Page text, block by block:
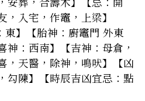
入宅，作竈，上梁】
東】【胎神：廚竈門 外東
神：西南】【吉神：母倉，
，天醫，除神，鳴吠】【凶
陳】
【時辰吉凶宜忌：點